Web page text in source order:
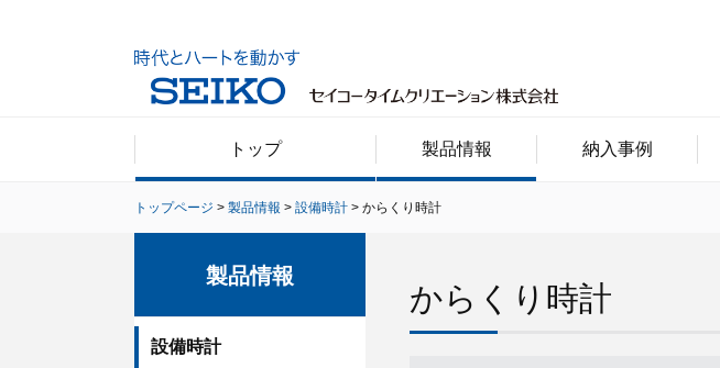
トップ 製品情報 納入事例
トップページ 製品情報 設備時計 からくり時計
からくり時計
製品情報
設備時計